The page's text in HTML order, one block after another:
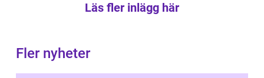
Läs fler inlägg här
Fler nyheter